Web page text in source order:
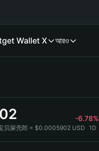
Wallet X আরও
-6.78%
贝屎壳郎 = $0.0005902 USD 1D